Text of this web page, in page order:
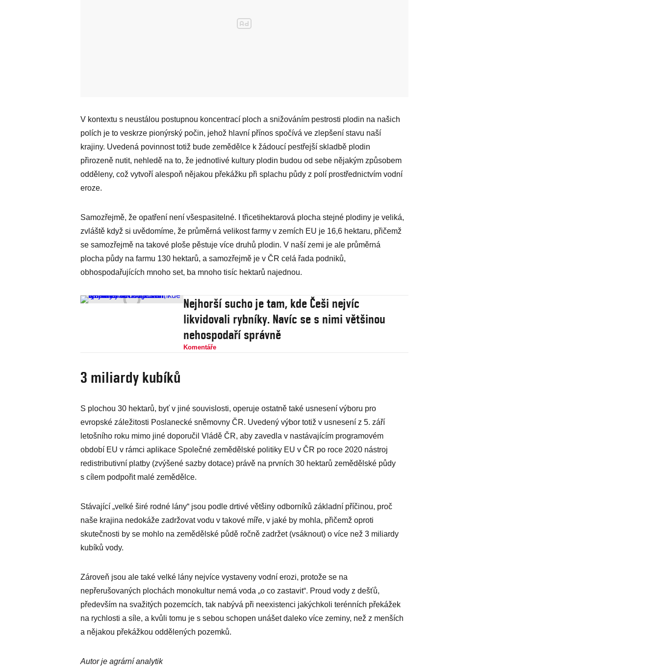
V kontextu s neustálou postupnou koncentrací ploch a snižováním pestrosti plodin na našich
polích je to veskrze pionýrský počin, jehož hlavní přínos spočívá ve zlepšení stavu naší
krajiny. Uvedená povinnost totiž bude zemědělce k žádoucí pestřejší skladbě plodin
přirozeně nutit, nehledě na to, že jednotlivé kultury plodin budou od sebe nějakým způsobem
odděleny, což vytvoří alespoň nějakou překážku při splachu půdy z polí prostřednictvím vodní
eroze.
Samozřejmě, že opatření není všespasitelné. I třicetihektarová plocha stejné plodiny je veliká,
zvláště když si uvědomíme, že průměrná velikost farmy v zemích EU je 16,6 hektaru, přičemž
se samozřejmě na takové ploše pěstuje více druhů plodin. V naší zemi je ale průměrná
plocha půdy na farmu 130 hektarů, a samozřejmě je v ČR celá řada podniků,
obhospodařujících mnoho set, ba mnoho tisíc hektarů najednou.
Nejhorší sucho je tam, kde Češi nejvíc
likvidovali rybníky. Navíc se s nimi většinou
nehospodaří správně
Komentáře
3 miliardy kubíků
S plochou 30 hektarů, byť v jiné souvislosti, operuje ostatně také usnesení výboru pro
evropské záležitosti Poslanecké sněmovny ČR. Uvedený výbor totiž v usnesení z 5. září
letošního roku mimo jiné doporučil Vládě ČR, aby zavedla v nastávajícím programovém
období EU v rámci aplikace Společné zemědělské politiky EU v ČR po roce 2020 nástroj
redistributivní platby (zvýšené sazby dotace) právě na prvních 30 hektarů zemědělské půdy
s cílem podpořit malé zemědělce.
Stávající „velké širé rodné lány“ jsou podle drtivé většiny odborníků základní příčinou, proč
naše krajina nedokáže zadržovat vodu v takové míře, v jaké by mohla, přičemž oproti
skutečnosti by se mohlo na zemědělské půdě ročně zadržet (vsáknout) o více než 3 miliardy
kubíků vody.
Zároveň jsou ale také velké lány nejvíce vystaveny vodní erozi, protože se na
nepřerušovaných plochách monokultur nemá voda „o co zastavit“. Proud vody z dešťů,
především na svažitých pozemcích, tak nabývá při neexistenci jakýchkoli terénních překážek
na rychlosti a síle, a kvůli tomu je s sebou schopen unášet daleko více zeminy, než z menších
a nějakou překážkou oddělených pozemků.
Autor je agrární analytik